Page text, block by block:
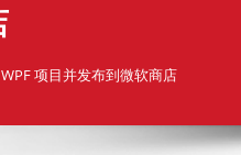
项目并发布到微软商店